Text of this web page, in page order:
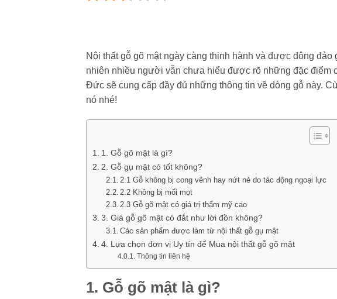
Nội thất gỗ gõ mật ngày càng thịnh hành và được đông
nhiên nhiều người vẫn chưa hiểu được rõ những đặc điểm
Đức sẽ cung cấp đầy đủ những thông tin về dòng gỗ này.
nó nhé!
1. Gỗ gõ mật là gì?
2. Gỗ gụ mật có tốt không?
2.1 Gỗ không bị cong vênh hay nứt nẻ do tác động ngoại lực
2.2 Không bị mối mọt
2.3 Gỗ gõ mật có giá trị thẩm mỹ cao
3. Giá gỗ gõ mật có đắt như lời đồn không?
Các sản phẩm được làm từ nội thất gỗ gụ mật
4. Lựa chọn đơn vị Uy tín để Mua nội thất gỗ gõ mật
Thông tin liên hệ
1. Gỗ gõ mật là gì?